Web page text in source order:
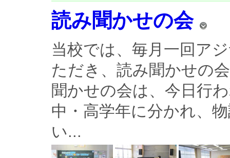
読み聞かせの会
当校では、毎月一回ア
ただき、読み聞かせの
聞かせの会は、今日行
中・高学年に分かれ、
い...